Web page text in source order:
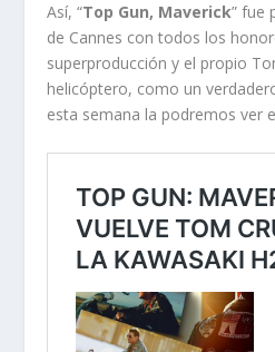
Así, “Top Gun, Maverick” fue
de Cannes con todos los
superproducción y el propio
helicóptero, como un
esta semana la podremos ver